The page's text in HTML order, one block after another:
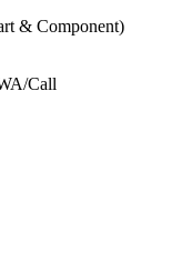
& Component)
Call